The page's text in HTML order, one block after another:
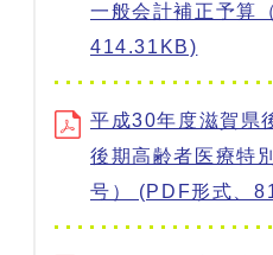
一般会計補正予算
414.31KB)
平成30年度滋賀県
後期高齢者医療特
号） (PDF形式、